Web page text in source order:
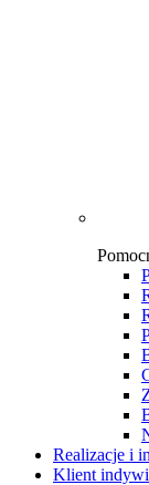
Realizacje i
Klient